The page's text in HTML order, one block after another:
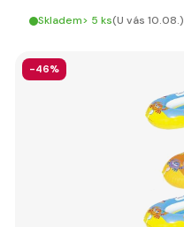
Skladem> 5 ks(U vás 10.08.)
-46%